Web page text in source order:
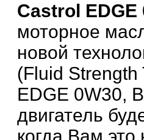
Castrol EDGE
моторное
новой
(Fluid
EDGE 0W30,
двигатель